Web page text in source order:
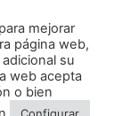
mejorar
página web,
su
web acepta
o bien